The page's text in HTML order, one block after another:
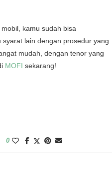
kamu sudah bisa
lain dengan prosedur yang
mudah, dengan tenor yang
MOFI sekarang!
0